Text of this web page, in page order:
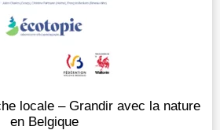
locale – Grandir avec la nature
en Belgique